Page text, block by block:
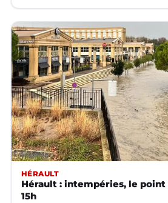
HÉRAULT
Hérault : intempéries, le
15h